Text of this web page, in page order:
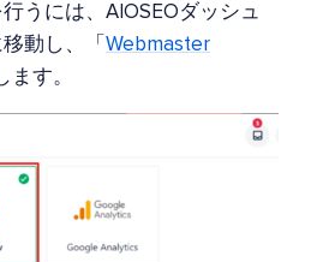
うには、AIOSEOダッシュ
動し、「 Webmaster
ます。